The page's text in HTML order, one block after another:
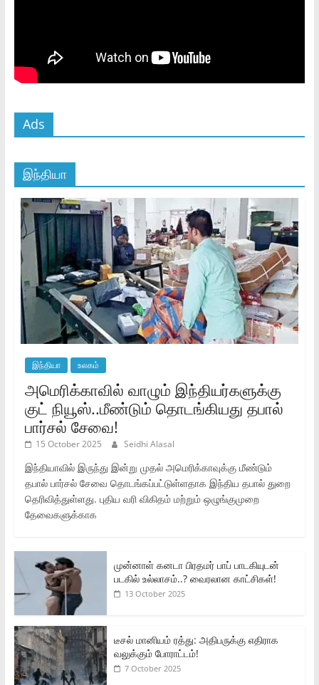
Ads
இந்தியா
இந்தியா உலகம்
அமெரிக்காவில் வாழும் இந்தியர்களுக்கு
குட் நியூஸ்..மீண்டும் தொடங்கியது தபால்
பார்சல் சேவை!
15 October 2025 Seidhi Alasal
இந்தியாவில் இருந்து இன்று முதல் அமெரிக்காவுக்கு மீண்டும்
தபால் பார்சல் சேவை தொடங்கப்பட்டுள்ளதாக இந்திய தபால் துறை
தெரிவித்துள்ளது. புதிய வரி விகிதம் மற்றும் ஒழுங்குமுறை
தேவைகளுக்காக
முன்னாள் கனடா பிரதமர் பாப் பாடகியுடன்
படகில் உல்லாசம்..? வைரலான காட்சிகள்!
13 October 2025
டீசல் மானியம் ரத்து: அதிபருக்கு எதிராக
வலுக்கும் போராட்டம்!
7 October 2025